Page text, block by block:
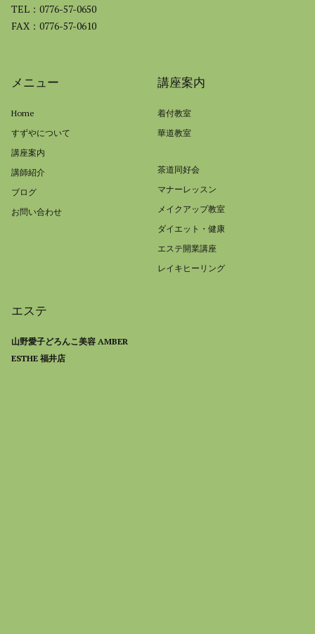
TEL：0776-57-0650
FAX：0776-57-0610
メニュー
Home
すずやについて
講座案内
講師紹介
ブログ
お問い合わせ
講座案内
着付教室
華道教室
茶道同好会
マナーレッスン
メイクアップ教室
ダイエット・健康
エステ開業講座
レイキヒーリング
エステ
山野愛子どろんこ美容 AMBER
ESTHE 福井店